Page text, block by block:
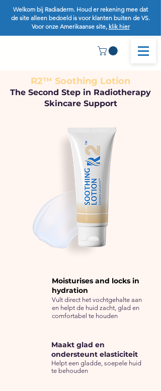
Welkom bij Radiaderm. Houd er rekening mee dat
de site alleen bedoeld is voor klanten buiten de VS.
Voor onze Amerikaanse site, klik hier
R2™ Soothing Lotion
The Second Step in Radiotherapy
Skincare Support
Moisturises and locks in
hydration
Vult direct het vochtgehalte aan
en helpt de huid zacht, glad en
comfortabel te houden
Maakt glad en
ondersteunt elasticiteit
Helpt een gladde, soepele huid
te behouden